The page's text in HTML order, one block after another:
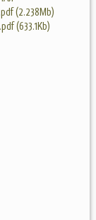
(2.238Mb)
(633.1Kb)